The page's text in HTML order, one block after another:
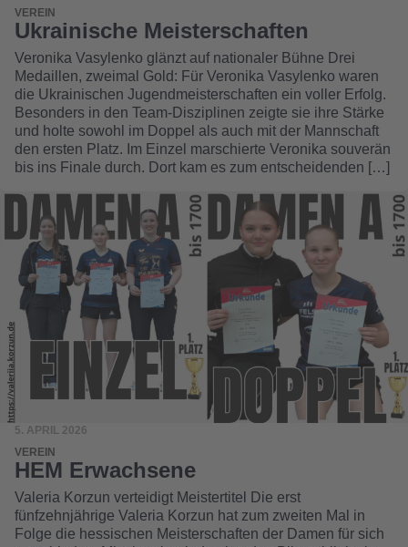
VEREIN
Ukrainische Meisterschaften
Veronika Vasylenko glänzt auf nationaler Bühne Drei
Medaillen, zweimal Gold: Für Veronika Vasylenko waren
die Ukrainischen Jugendmeisterschaften ein voller Erfolg.
Besonders in den Team-Disziplinen zeigte sie ihre Stärke
und holte sowohl im Doppel als auch mit der Mannschaft
den ersten Platz. Im Einzel marschierte Veronika souverän
bis ins Finale durch. Dort kam es zum entscheidenden […]
5. APRIL 2026
VEREIN
HEM Erwachsene
Valeria Korzun verteidigt Meistertitel Die erst
fünfzehnjährige Valeria Korzun hat zum zweiten Mal in
Folge die hessischen Meisterschaften der Damen für sich